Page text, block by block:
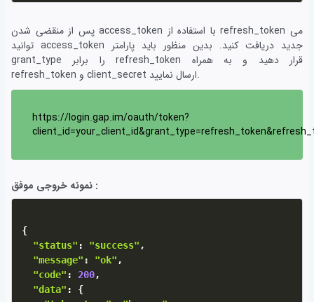
پس از منقضی شدن access_token با استفاده از refresh_token می
توانید access_token جدید دریافت کنید. بدین منظور باید پارامتر
grant_type را برابر refresh_token قرار دهید و به همراه
refresh_token و client_secret ارسال نمایید.
https://login.gap.im/oauth/token?
نمونه خروجی موفق :
{
"status" : "success" ,
"message" : "ok" ,
"code" : 200,
"data" :
{